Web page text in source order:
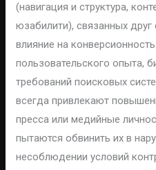
(навигация и структура,
юзабилити), связанных
влияние на
пользовательского опыта,
требований поисковых
всегда привлекают
пресса или медийные
пытаются обвинить их в
несоблюдении условий